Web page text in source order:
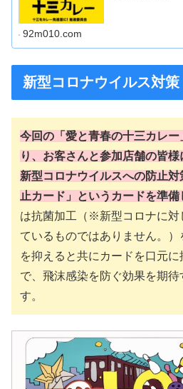
92m010.com
新型コロナウイルス対策
今回の「愛と青春の十三カレ
り、お客さんと参加店舗の皆
新型コロナウイルスへの防止
止カード」というカードを準備
は抗菌加工（※新型コロナに対
ているものではありません。
を抑えると共にカードを口元
で、飛沫感染を防ぐ効果を期待
す。